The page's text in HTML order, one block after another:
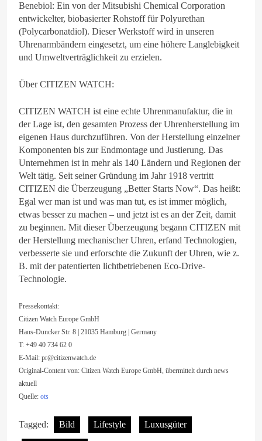
Benebiol: Ein von der Mitsubishi Chemical Corporation
entwickelter, biobasierter Rohstoff für Polyurethan
(Polycarbonatdiol). Dieser Werkstoff wird in unseren
Uhrenarmbändern eingesetzt, um eine höhere Langlebigkeit
und Umweltverträglichkeit zu erzielen.
Über CITIZEN WATCH:
CITIZEN WATCH ist eine echte Uhrenmanufaktur, die in
der Lage ist, den gesamten Prozess der Uhrenherstellung im
eigenen Haus durchzuführen. Von der Herstellung einzelner
Komponenten bis zur Endmontage und Justierung. Das
Unternehmen ist in mehr als 140 Ländern und Regionen der
Welt tätig. Seit seiner Gründung im Jahr 1918 vertritt
CITIZEN die Überzeugung „Better Starts Now“. Das heißt:
Egal wer man ist und was man tut, es ist immer möglich,
etwas besser zu machen – und jetzt ist es an der Zeit, damit
zu beginnen. Mit dieser Überzeugung begann CITIZEN mit
der Herstellung mechanischer Uhren, erfand Technologien,
verbesserte sie und erforschte die Zukunft der Uhren, wie z.
B. mit der patentierten lichtbetriebenen Eco-Drive-
Technologie.
Pressekontakt:
Citizen Watch Europe GmbH
Hans-Duncker Str. 8 | 21035 Hamburg | Germany
T: +49 40 734 62 0
E-Mail: pr@citizenwatch.de
Original-Content von: Citizen Watch Europe GmbH, übermittelt durch news
aktuell
Quelle: ots
Tagged: Bild Lifestyle Luxusgüter